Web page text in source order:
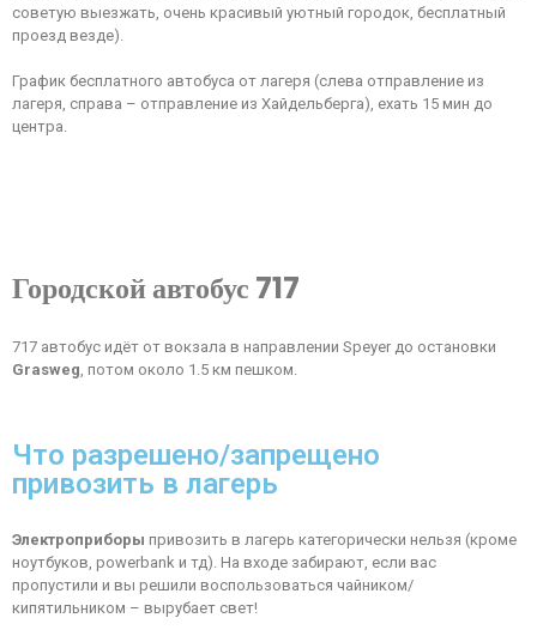
советую выезжать, очень красивый уютный городок, бесплатный
проезд везде).
График бесплатного автобуса от лагеря (слева отправление из
лагеря, справа – отправление из Хайдельберга), ехать 15 мин до
центра.
Городской автобус 717
717 автобус идёт от вокзала в направлении Speyer до остановки
Grasweg , потом около 1.5 км пешком.
Что разрешено/запрещено
привозить в лагерь
Электроприборы привозить в лагерь категорически нельзя (кроме
ноутбуков, powerbank и тд). На входе забирают, если вас
пропустили и вы решили воспользоваться чайником/
кипятильником – вырубает свет!